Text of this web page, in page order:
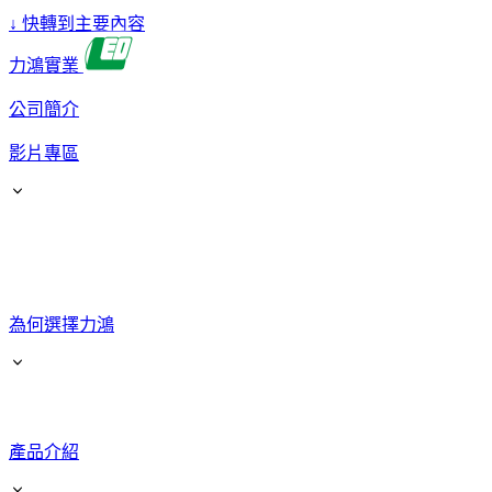
↓ 快轉到主要內容
力鴻實業
公司簡介
影片專區
為何選擇力鴻
產品介紹